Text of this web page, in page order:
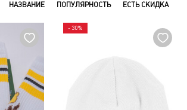
НАЗВАНИЕ ПОПУЛЯРНОСТЬ ЕСТЬ СКИДКА
- 30%